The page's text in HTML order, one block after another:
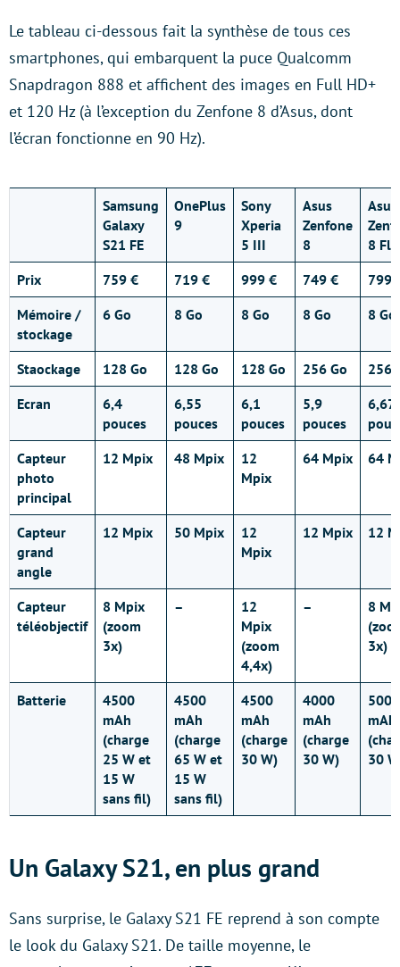
Le tableau ci-dessous fait la synthèse de tous ces
smartphones, qui embarquent la puce Qualcomm
Snapdragon 888 et affichent des images en Full HD+
et 120 Hz (à l’exception du Zenfone 8 d’Asus, dont
l’écran fonctionne en 90 Hz).
Samsung
Galaxy
S21 FE
OnePlus
9
Sony
Xperia
5 III
Asus
Zenfone
8
Asus
8
Prix
759 € 719 € 999 € 749 €
799
Mémoire /
stockage
6 Go 8 Go 8 Go 8 Go 8 Go
Staockage 128 Go 128 Go 128 Go 256 Go
256
Ecran
6,4
pouces
6,55
pouces
6,1
pouces
5,9
pouces
6,67
Capteur
photo
principal
12 Mpix 48 Mpix
12
Mpix
64 Mpix 64
Capteur
grand
angle
12 Mpix 50 Mpix
12
Mpix
12 Mpix 12
Capteur
téléobjectif
8 Mpix
(zoom
3x)
–
12
Mpix
(zoom
4,4x)
–
8
3x)
Batterie
4500
mAh
(charge
25 W et
15 W
sans fil)
4500
mAh
(charge
65 W et
15 W
sans fil)
4500
mAh
(charge
30 W)
4000
mAh
(charge
30 W)
5000
mAh
30
Un Galaxy S21, en plus grand
Sans surprise, le Galaxy S21 FE reprend à son compte
le look du Galaxy S21. De taille moyenne, le